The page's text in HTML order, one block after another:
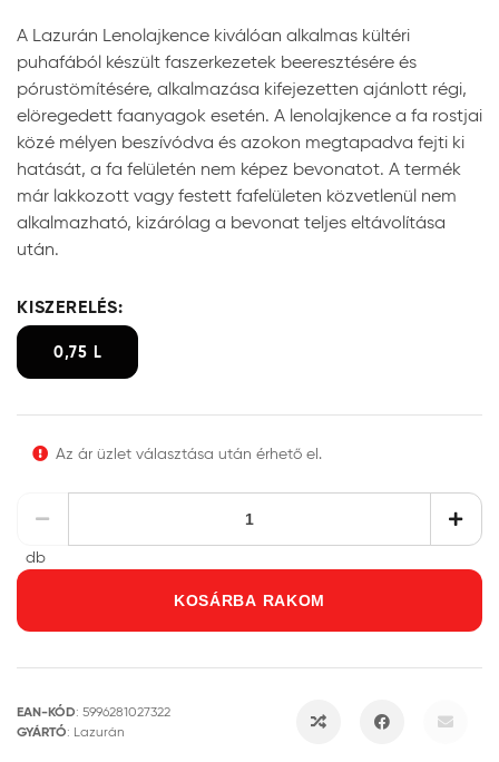
A Lazurán Lenolajkence kiválóan alkalmas kültéri
puhafából készült faszerkezetek beeresztésére és
pórustömítésére, alkalmazása kifejezetten ajánlott régi,
elöregedett faanyagok esetén. A lenolajkence a fa rostjai
közé mélyen beszívódva és azokon megtapadva fejti ki
hatását, a fa felületén nem képez bevonatot. A termék
már lakkozott vagy festett fafelületen közvetlenül nem
alkalmazható, kizárólag a bevonat teljes eltávolítása
után.
KISZERELÉS:
0,75 L
Az ár üzlet választása után érhető el.
db
KOSÁRBA RAKOM
EAN-KÓD: 5996281027322
GYÁRTÓ: Lazurán